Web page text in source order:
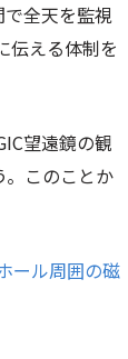
全天を監視
伝える体制を
望遠鏡の観
。このことか
ール周囲の磁